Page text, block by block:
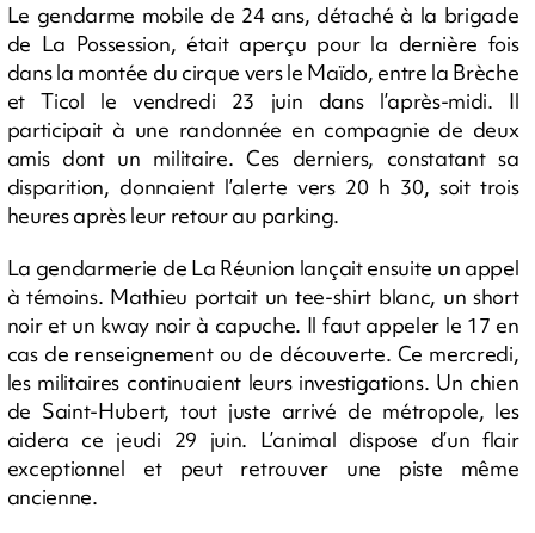
Le gendarme mobile de 24 ans, détaché à la brigade
de La Possession, était aperçu pour la dernière fois
dans la montée du cirque vers le Maïdo, entre la Brèche
et Ticol le vendredi 23 juin dans l’après-midi. Il
participait à une randonnée en compagnie de deux
amis dont un militaire. Ces derniers, constatant sa
disparition, donnaient l’alerte vers 20 h 30, soit trois
heures après leur retour au parking.
La gendarmerie de La Réunion lançait ensuite un appel
à témoins. Mathieu portait un tee-shirt blanc, un short
noir et un kway noir à capuche. Il faut appeler le 17 en
cas de renseignement ou de découverte. Ce mercredi,
les militaires continuaient leurs investigations. Un chien
de Saint-Hubert, tout juste arrivé de métropole, les
aidera ce jeudi 29 juin. L’animal dispose d’un flair
exceptionnel et peut retrouver une piste même
ancienne.